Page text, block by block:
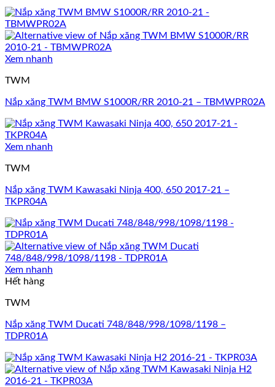
Xem nhanh
TWM
Nắp xăng TWM BMW S1000R/RR 2010-21 – TBMWPR02A
Xem nhanh
TWM
Nắp xăng TWM Kawasaki Ninja 400, 650 2017-21 –
TKPR04A
Xem nhanh
Hết hàng
TWM
Nắp xăng TWM Ducati 748/848/998/1098/1198 –
TDPR01A